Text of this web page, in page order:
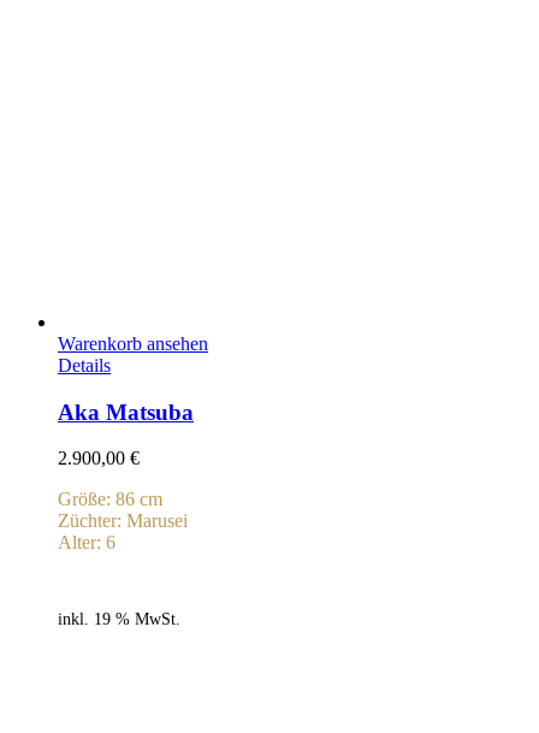
Warenkorb ansehen
Details
Aka Matsuba
2.900,00 €
Größe: 86 cm
Züchter: Marusei
Alter: 6
inkl. 19 % MwSt.